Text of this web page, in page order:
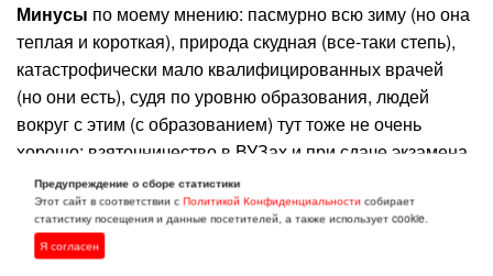
Минусы по моему мнению: пасмурно всю зиму (но она
теплая и короткая), природа скудная (все-таки степь),
катастрофически мало квалифицированных врачей
(но они есть), судя по уровню образования, людей
вокруг с этим (с образованием) тут тоже не очень
хорошо; взяточничество в ВУЗах и при сдаче экзамена
в ГИБДД (возможно в других сферах тоже, но пишу
только о том, с чем столкнулась сама или столкнулись
друзья и родственники), уровень квалификации
персонала во всех сферах в целом ниже, чем на Урале.
Предупреждение о сборе статистики
Этот сайт в соответствии сПолитикой Конфиденциальности собирает
статистику посещения и данные посетителей, а также использует cookie.
Я согласен